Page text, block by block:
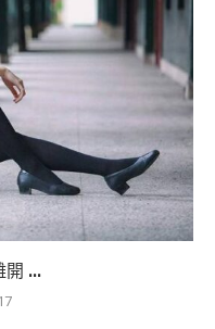
開 ...